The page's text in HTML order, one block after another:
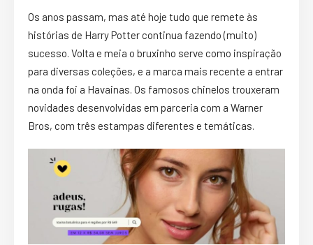
Os anos passam, mas até hoje tudo que remete às
histórias de Harry Potter continua fazendo (muito)
sucesso. Volta e meia o bruxinho serve como inspiração
para diversas coleções, e a marca mais recente a entrar
na onda foi a Havainas. Os famosos chinelos trouxeram
novidades desenvolvidas em parceria com a Warner
Bros, com três estampas diferentes e temáticas.